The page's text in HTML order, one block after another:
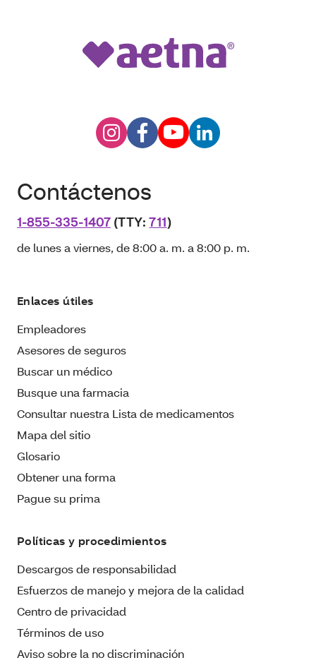
Contáctenos
1-855-335-1407 (TTY:711)
de lunes a viernes, de 8:00 a. m. a 8:00 p. m.
Enlaces útiles
Empleadores
Asesores de seguros
Buscar un médico
Busque una farmacia
Consultar nuestra Lista de medicamentos
Mapa del sitio
Glosario
Obtener una forma
Pague su prima
Políticas y procedimientos
Descargos de responsabilidad
Esfuerzos de manejo y mejora de la calidad
Centro de privacidad
Términos de uso
Aviso sobre la no discriminación